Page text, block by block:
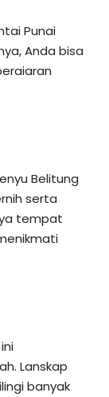
Punai
Anda bisa
Belitung
serta
tempat
Lanskap
banyak